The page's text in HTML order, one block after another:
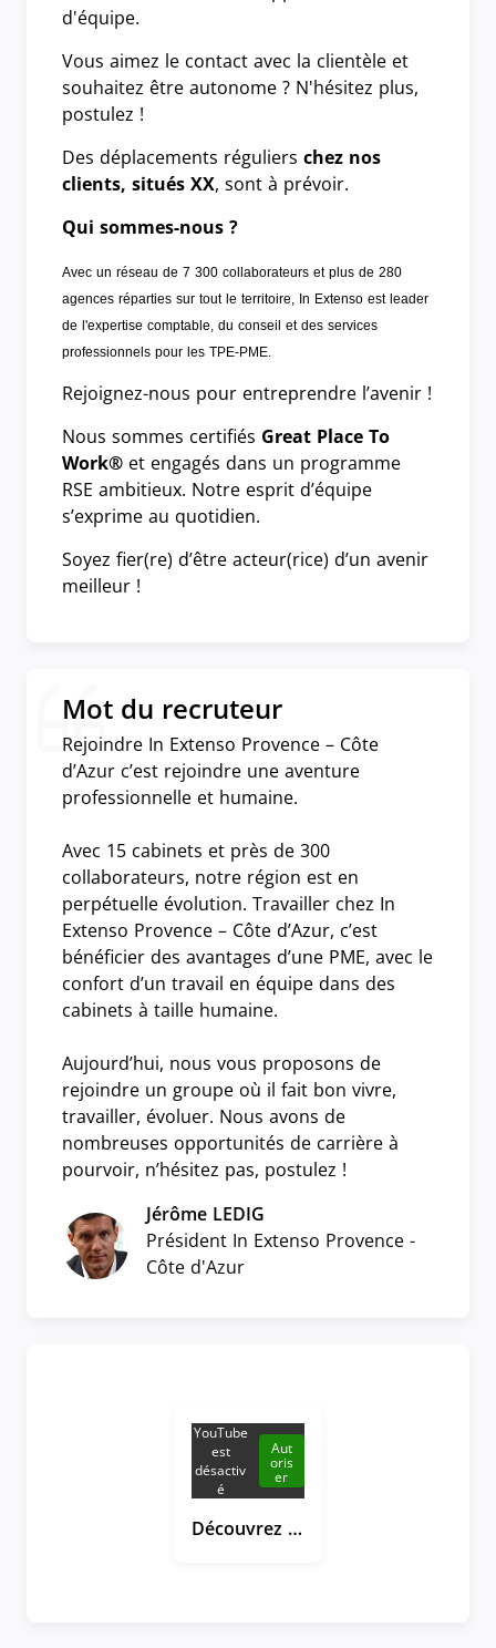
d'équipe.
Vous aimez le contact avec la clientèle et
souhaitez être autonome ? N'hésitez plus,
postulez !
Des déplacements réguliers chez nos
clients, situés XX, sont à prévoir.
Qui sommes-nous ?
Avec un réseau de 7 300 collaborateurs et plus de 280
agences réparties sur tout le territoire, In Extenso est leader
de l'expertise comptable, du conseil et des services
professionnels pour les TPE-PME.
Rejoignez-nous pour entreprendre l’avenir !
Nous sommes certifiés Great Place To
Work® et engagés dans un programme
RSE ambitieux. Notre esprit d’équipe
s’exprime au quotidien.
Soyez fier(re) d’être acteur(rice) d’un avenir
meilleur !
Mot du recruteur
Rejoindre In Extenso Provence – Côte
d’Azur c’est rejoindre une aventure
professionnelle et humaine.
Avec 15 cabinets et près de 300
collaborateurs, notre région est en
perpétuelle évolution. Travailler chez In
Extenso Provence – Côte d’Azur, c’est
bénéficier des avantages d’une PME, avec le
confort d’un travail en équipe dans des
cabinets à taille humaine.
Aujourd’hui, nous vous proposons de
rejoindre un groupe où il fait bon vivre,
travailler, évoluer. Nous avons de
nombreuses opportunités de carrière à
pourvoir, n’hésitez pas, postulez !
Jérôme LEDIG
Président In Extenso Provence -
Côte d'Azur
YouTube
est
désactiv
é
Aut
oris
er
Découvrez In Extenso avec Enzo, Auditeur junior